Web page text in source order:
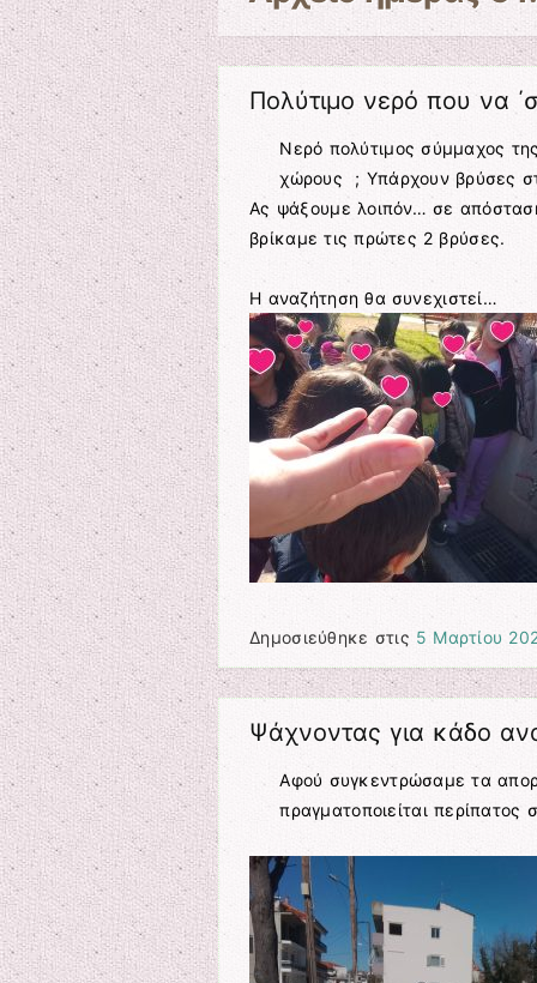
Πολύτιμο νερό που να
Νερό πολύτιμος σύμμαχος
χώρους ; Υπάρχουν βρύσες
Ας ψάξουμε λοιπόν… σε
βρίκαμε τις πρώτες 2 βρύσες.
Η αναζήτηση θα συνεχιστεί…
Δημοσιεύθηκε στις 5 Μαρτίου
Ψάχνοντας για κάδο
Αφού συγκεντρώσαμε τα
πραγματοποιείται